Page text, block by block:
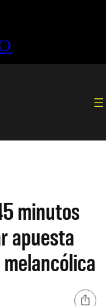
minutos
apuesta